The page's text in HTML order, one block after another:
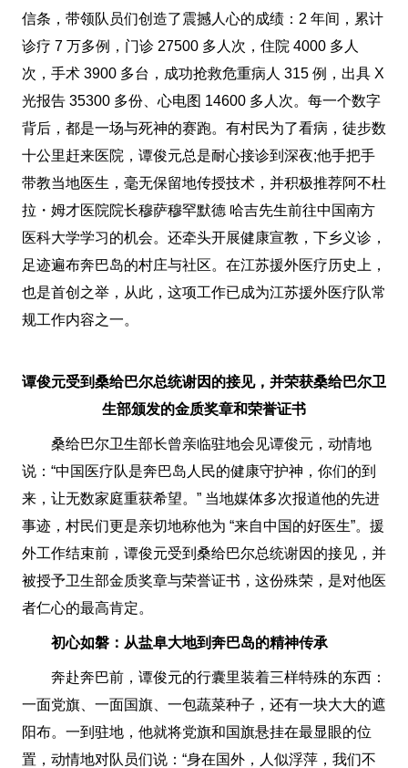
信条，带领队员们创造了震撼人心的成绩：2 年间，累计
诊疗 7 万多例，门诊 27500 多人次，住院 4000 多人
次，手术 3900 多台，成功抢救危重病人 315 例，出具 X
光报告 35300 多份、心电图 14600 多人次。每一个数字
背后，都是一场与死神的赛跑。有村民为了看病，徒步数
十公里赶来医院，谭俊元总是耐心接诊到深夜;他手把手
带教当地医生，毫无保留地传授技术，并积极推荐阿不杜
拉・姆才医院院长穆萨穆罕默德 哈吉先生前往中国南方
医科大学学习的机会。还牵头开展健康宣教，下乡义诊，
足迹遍布奔巴岛的村庄与社区。在江苏援外医疗历史上，
也是首创之举，从此，这项工作已成为江苏援外医疗队常
规工作内容之一。
谭俊元受到桑给巴尔总统谢因的接见，并荣获桑给巴尔卫
生部颁发的金质奖章和荣誉证书
桑给巴尔卫生部长曾亲临驻地会见谭俊元，动情地
说：“中国医疗队是奔巴岛人民的健康守护神，你们的到
来，让无数家庭重获希望。” 当地媒体多次报道他的先进
事迹，村民们更是亲切地称他为 “来自中国的好医生”。援
外工作结束前，谭俊元受到桑给巴尔总统谢因的接见，并
被授予卫生部金质奖章与荣誉证书，这份殊荣，是对他医
者仁心的最高肯定。
初心如磐：从盐阜大地到奔巴岛的精神传承
奔赴奔巴前，谭俊元的行囊里装着三样特殊的东西：
一面党旗、一面国旗、一包蔬菜种子，还有一块大大的遮
阳布。一到驻地，他就将党旗和国旗悬挂在最显眼的位
置，动情地对队员们说：“身在国外，人似浮萍，我们不